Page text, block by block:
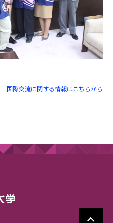
国際交流に関する情報はこちらから